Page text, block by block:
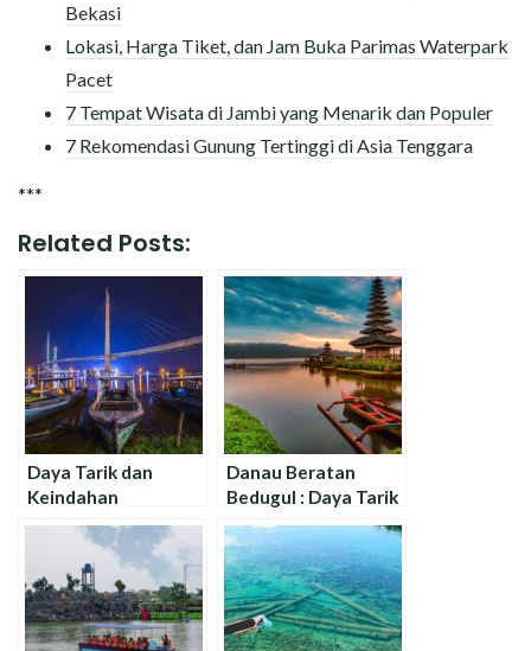
Bekasi
Lokasi, Harga Tiket, dan Jam Buka Parimas Waterpark
Pacet
7 Tempat Wisata di Jambi yang Menarik dan Populer
7 Rekomendasi Gunung Tertinggi di Asia Tenggara
***
Related Posts:
Daya Tarik dan
Keindahan
Jembatan Gentala
Arasy di Jambi
Danau Beratan
Bedugul : Daya Tarik
dan Keindahan
Wisata !